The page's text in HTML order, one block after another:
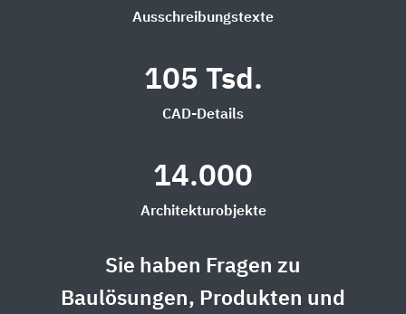
Ausschreibungstexte
105 Tsd.
CAD-Details
14.000
Architekturobjekte
Sie haben Fragen zu
Baulösungen, Produkten und